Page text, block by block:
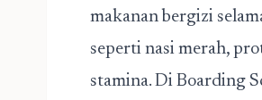
makanan bergizi
seperti nasi merah,
stamina. Di Boarding